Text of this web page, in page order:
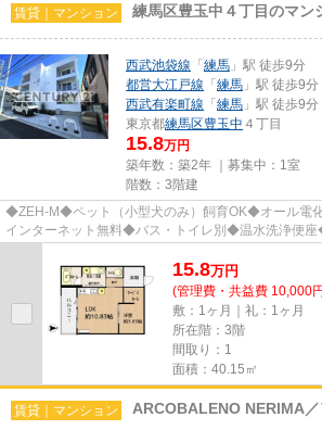
賃貸｜マンション 練馬区豊玉中４丁目のマン
西武池袋線 「 練馬 」駅 徒歩9分
都営大江戸線 「 練馬 」駅 徒歩9分
西武有楽町線 「 練馬 」駅 徒歩9分
東京都練馬区豊玉中 ４丁目
15.8万円
築年数：築2年 ｜募集中： 1室
階数：3階建
◆ZEH-M◆ペット（小型犬のみ）飼育OK◆オール電
インターネット無料◆バス・トイレ別◆温水洗浄便
15.8万円
(管理費・共益費 10,000
敷：1ヶ月｜礼：1ヶ月
所在階：3階
間取り：1
面積：40.15㎡
賃貸｜マンション ARCOBALENO NERIMA